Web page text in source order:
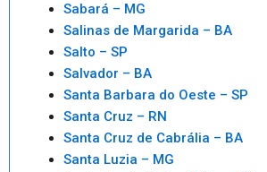
Sabará – MG
Salinas de Margarida – BA
Salto – SP
Salvador – BA
Santa Barbara do Oeste – SP
Santa Cruz – RN
Santa Cruz de Cabrália – BA
Santa Luzia – MG